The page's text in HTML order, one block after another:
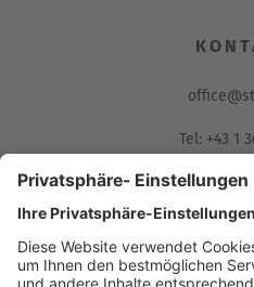
Tel: +43 1
Fax: 01/367
Muthgasse
Compliance